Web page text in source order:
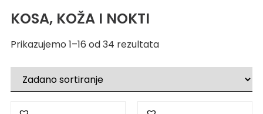
KOSA, KOŽA I NOKTI
Prikazujemo 1–16 od 34 rezultata